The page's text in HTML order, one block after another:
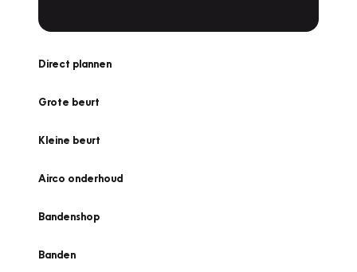
Direct plannen
Grote beurt
Kleine beurt
Airco onderhoud
Bandenshop
Banden